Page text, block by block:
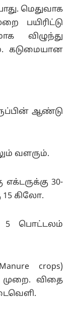
மெதுவாக
பயிரிட்டு
விழுந்து
கடுமையான
ஆண்டு
வளரும்.
30-
15 கிலோ.
5 பொட்டலம்
crops)
முறை. விதை